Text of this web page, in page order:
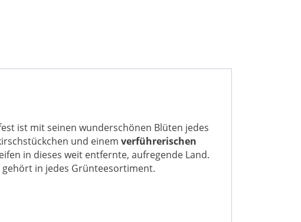
ist mit seinen wunderschönen Blüten jedes
und einem verführerischen
in dieses weit entfernte, aufregende Land.
in jedes Grünteesortiment.